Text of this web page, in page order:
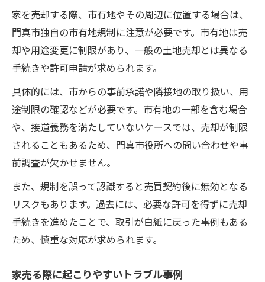
家を売却する際、市有地やその周辺に位置する場合は、
門真市独自の市有地規制に注意が必要です。市有地は売
却や用途変更に制限があり、一般の土地売却とは異なる
手続きや許可申請が求められます。
具体的には、市からの事前承諾や隣接地の取り扱い、用
途制限の確認などが必要です。市有地の一部を含む場合
や、接道義務を満たしていないケースでは、売却が制限
されることもあるため、門真市役所への問い合わせや事
前調査が欠かせません。
また、規制を誤って認識すると売買契約後に無効となる
リスクもあります。過去には、必要な許可を得ずに売却
手続きを進めたことで、取引が白紙に戻った事例もある
ため、慎重な対応が求められます。
家売る際に起こりやすいトラブル事例